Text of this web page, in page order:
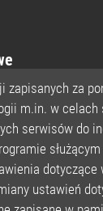
zapisanych za
m.in. w
serwisów do
dotyczące
ustawień